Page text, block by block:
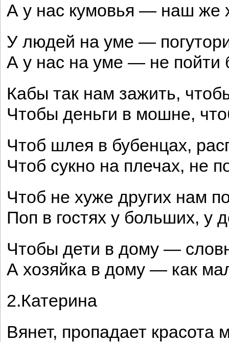
А у нас кумовья — наш же
У людей на уме —
А у нас на уме — не пойти
Кабы так нам зажить,
Чтобы деньги в мошне,
Чтоб шлея в бубенцах,
Чтоб сукно на плечах, не
Чтоб не хуже других нам
Поп в гостях у больших, у
Чтобы дети в дому —
А хозяйка в дому — как
2.Катерина
Вянет, пропадает красота